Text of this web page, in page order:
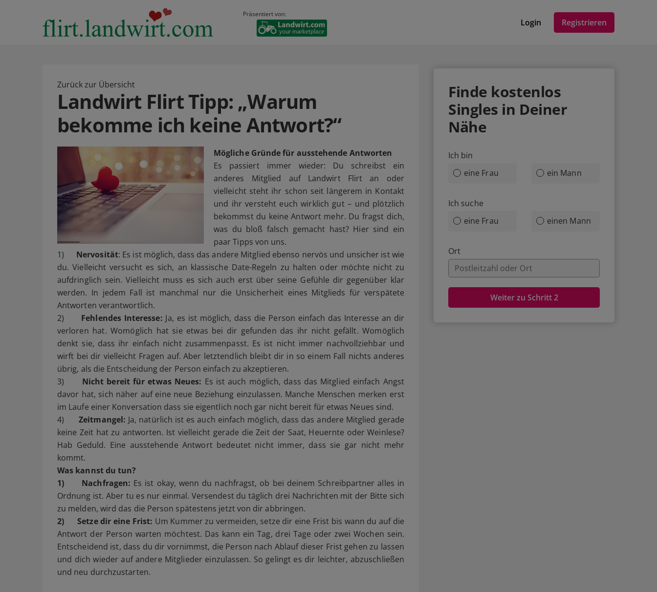
Präsentiert von:
Login Registrieren
Zurück zur Übersicht
Landwirt Flirt Tipp: „Warum
bekomme ich keine Antwort?“
Mögliche Gründe für ausstehende Antworten
Es passiert immer wieder: Du schreibst ein
anderes Mitglied auf Landwirt Flirt an oder
vielleicht steht ihr schon seit längerem in Kontakt
und ihr versteht euch wirklich gut – und plötzlich
bekommst du keine Antwort mehr. Du fragst dich,
was du bloß falsch gemacht hast? Hier sind ein
paar Tipps von uns.
1) Nervosität: Es ist möglich, dass das andere Mitglied ebenso nervös und unsicher ist wie
du. Vielleicht versucht es sich, an klassische Date-Regeln zu halten oder möchte nicht zu
aufdringlich sein. Vielleicht muss es sich auch erst über seine Gefühle dir gegenüber klar
werden. In jedem Fall ist manchmal nur die Unsicherheit eines Mitglieds für verspätete
Antworten verantwortlich.
2) Fehlendes Interesse: Ja, es ist möglich, dass die Person einfach das Interesse an dir
verloren hat. Womöglich hat sie etwas bei dir gefunden das ihr nicht gefällt. Womöglich
denkt sie, dass ihr einfach nicht zusammenpasst. Es ist nicht immer nachvollziehbar und
wirft bei dir vielleicht Fragen auf. Aber letztendlich bleibt dir in so einem Fall nichts anderes
übrig, als die Entscheidung der Person einfach zu akzeptieren.
3) Nicht bereit für etwas Neues: Es ist auch möglich, dass das Mitglied einfach Angst
davor hat, sich näher auf eine neue Beziehung einzulassen. Manche Menschen merken erst
im Laufe einer Konversation dass sie eigentlich noch gar nicht bereit für etwas Neues sind.
4)Zeitmangel: Ja, natürlich ist es auch einfach möglich, dass das andere Mitglied gerade
keine Zeit hat zu antworten. Ist vielleicht gerade die Zeit der Saat, Heuernte oder Weinlese?
Hab Geduld. Eine ausstehende Antwort bedeutet nicht immer, dass sie gar nicht mehr
kommt.
Was kannst du tun?
1) Nachfragen: Es ist okay, wenn du nachfragst, ob bei deinem Schreibpartner alles in
Ordnung ist. Aber tu es nur einmal. Versendest du täglich drei Nachrichten mit der Bitte sich
zu melden, wird das die Person spätestens jetzt von dir abbringen.
2)Setze dir eine Frist: Um Kummer zu vermeiden, setze dir eine Frist bis wann du auf die
Antwort der Person warten möchtest. Das kann ein Tag, drei Tage oder zwei Wochen sein.
Entscheidend ist, dass du dir vornimmst, die Person nach Ablauf dieser Frist gehen zu lassen
und dich wieder auf andere Mitglieder einzulassen. So gelingt es dir leichter, abzuschließen
und neu durchzustarten.
Finde kostenlos
Singles in Deiner
Nähe
Ich bin
eine Frau
ein Mann
Ich suche
eine Frau
einen Mann
Ort
Weiter zu Schritt 2